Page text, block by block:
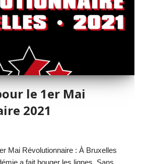
le 1er Mai
2021
Mai Révolutionnaire : À Bruxelles